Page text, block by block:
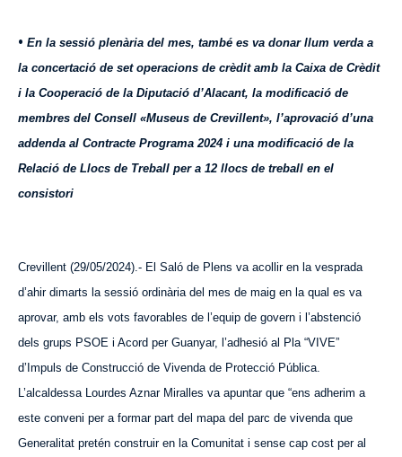
• En la sessió plenària del mes, també es va donar llum verda a
la concertació de set operacions de crèdit amb la Caixa de Crèdit
i la Cooperació de la Diputació d’Alacant, la modificació de
membres del Consell «Museus de Crevillent», l’aprovació d’una
addenda al Contracte Programa 2024 i una modificació de la
Relació de Llocs de Treball per a 12 llocs de treball en el
consistori
Crevillent (29/05/2024).- El Saló de Plens va acollir en la vesprada
d’ahir dimarts la sessió ordinària del mes de maig en la qual es va
aprovar, amb els vots favorables de l’equip de govern i l’abstenció
dels grups PSOE i Acord per Guanyar, l’adhesió al Pla “VI VE”
d’Impuls de Construcció de Vivenda de Protecció Pública.
L’alcaldessa Lourdes Aznar Miralles va apuntar que “ens adherim a
este conveni per a formar part del mapa del parc de vivenda que
Generalitat pretén construir en la Comunitat i sense cap cost per al